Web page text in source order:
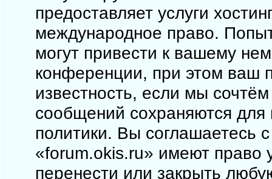
предоставляет услуги
международное право.
могут привести к вашему
конференции, при этом ваш
известность, если мы
сообщений сохраняются для
политики. Вы соглашаетесь
«forum.okis.ru» имеют право
перенести или закрыть